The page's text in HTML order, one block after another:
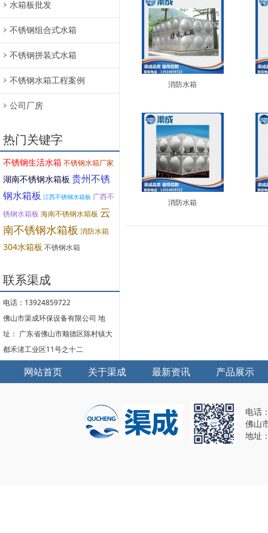
水箱板批发
不锈钢组合式水箱
不锈钢拼装式水箱
不锈钢水箱工程案例
公司厂房
热门关键字
不锈钢生活水箱不锈钢水箱厂家
湖南不锈钢水箱板 贵州不锈
钢水箱板 江西不锈钢水箱板 广西不
锈钢水箱板 海南不锈钢水箱板 云
南不锈钢水箱板 消防水箱
304水箱板 不锈钢水箱
联系渠成
电话：13924859722
佛山市渠成环保设备有限公司 地
址： 广东省佛山市顺德区陈村镇大
都禾渚工业区11号之十二
消防水箱
消防水箱
网站首页 关于渠成 最新资讯 产品展示
电话
佛山
地址